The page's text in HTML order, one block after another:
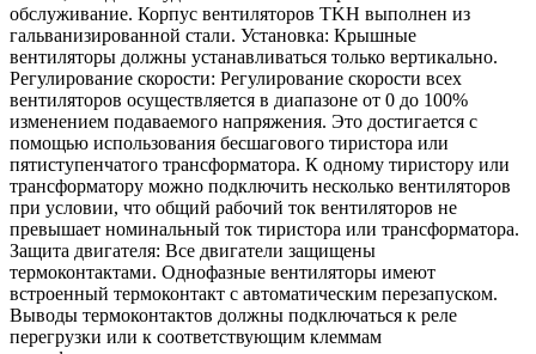
обслуживание. Корпус вентиляторов TKH выполнен из
гальванизированной стали. Установка: Крышные
вентиляторы должны устанавливаться только вертикально.
Регулирование скорости: Регулирование скорости всех
вентиляторов осуществляется в диапазоне от 0 до 100%
изменением подаваемого напряжения. Это достигается с
помощью использования бесшагового тиристора или
пятиступенчатого трансформатора. К одному тиристору или
трансформатору можно подключить несколько вентиляторов
при условии, что общий рабочий ток вентиляторов не
превышает номинальный ток тиристора или трансформатора.
Защита двигателя: Все двигатели защищены
термоконтактами. Однофазные вентиляторы имеют
встроенный термоконтакт с автоматическим перезапуском.
Выводы термоконтактов должны подключаться к реле
перегрузки или к соответствующим клеммам